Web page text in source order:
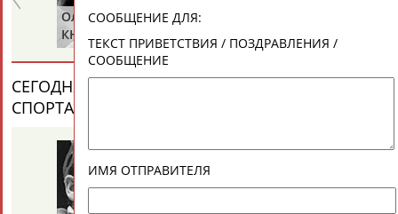
ЦЕЛИ ПРОЕКТА КОНТАКТЫ
Вопросы сотрудничества и совместной деятельности
Стадион, 1998-2026
Адресов в новостной рассылке: 996
Подпишись
Ольга
КНЯЗЕВА
СЕГОДНЯ ДЕНЬ ПАМЯТИ У ПЕРСОН ИЗ МИРА
СПОРТА (2 ПЕРСОНАЛИЙ)
СООБЩЕНИЕ ДЛЯ:
ТЕКСТ ПРИВЕТСТВИЯ / ПОЗДРАВЛЕНИЯ /
СООБЩЕНИЕ
ИМЯ ОТПРАВИТЕЛЯ